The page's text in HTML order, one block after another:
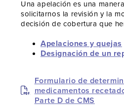
Una apelación es una
solicitarnos la revisión y la
decisión de cobertura que
Apelaciones y quejas
Designación de un
Formulario de
medicamentos
Parte D de CMS